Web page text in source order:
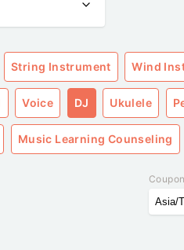
String Instrument Wind
Voice DJ Ukulele
Music Learning Counseling